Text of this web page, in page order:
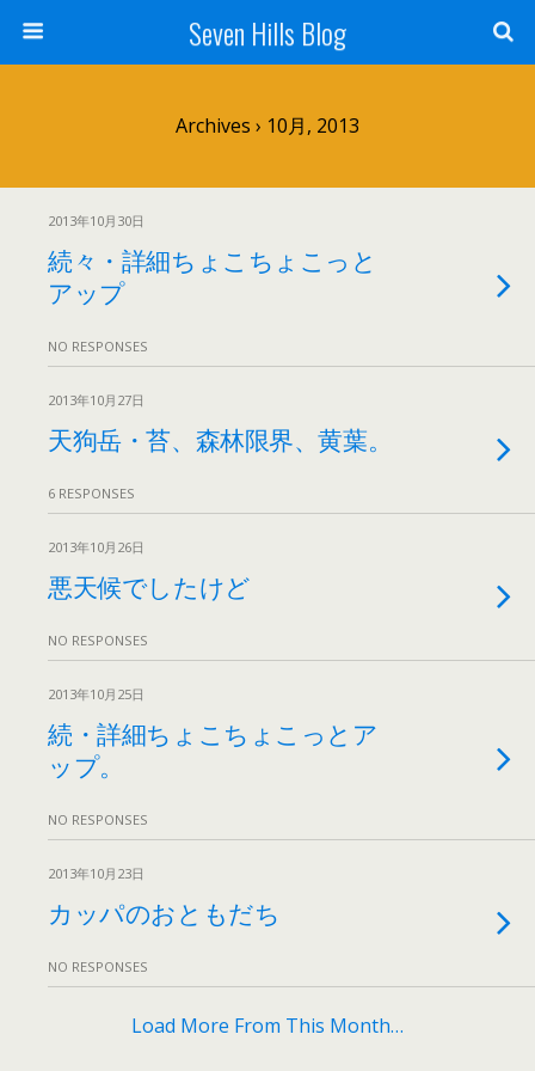
Seven Hills Blog
Archives › 10月, 2013
2013年10月30日
続々・詳細ちょこちょこっと
アップ
NO RESPONSES
2013年10月27日
天狗岳・苔、森林限界、黄葉。
6 RESPONSES
2013年10月26日
悪天候でしたけど
NO RESPONSES
2013年10月25日
続・詳細ちょこちょこっとア
ップ。
NO RESPONSES
2013年10月23日
カッパのおともだち
NO RESPONSES
Load More From This Month…